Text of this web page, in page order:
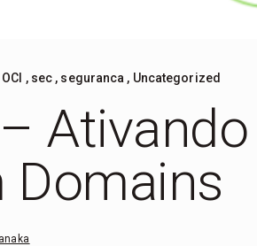
OCI , sec , seguranca , Uncategorized
Domains